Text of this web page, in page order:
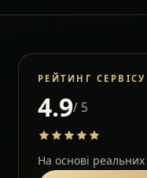
РЕЙТИНГ СЕРВІСУ
4.9/ 5
На основі реальних